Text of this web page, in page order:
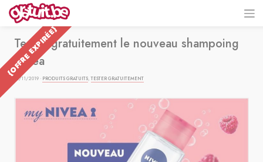
{OFFRE EXPIRÉE}
Testez gratuitement le nouveau shampoing
Nivea
05/11/2019 · PRODUITS GRATUITS,TESTER GRATUITEMENT